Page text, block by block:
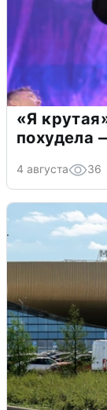
«Я
похудела
4 августа 36